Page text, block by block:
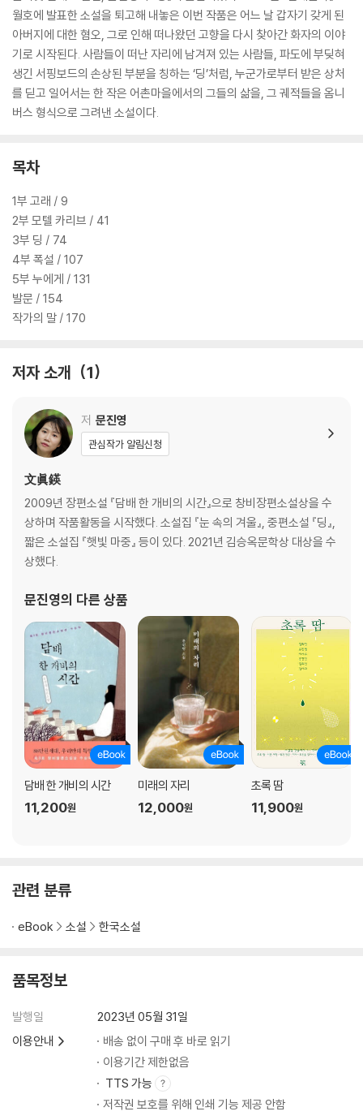
월호에 발표한 소설을 퇴고해 내놓은 이번 작품은 어느 날 갑자기 갖게 된
아버지에 대한 혐오, 그로 인해 떠나왔던 고향을 다시 찾아간 화자의 이야
기로 시작된다. 사람들이 떠난 자리에 남겨져 있는 사람들, 파도에 부딪혀
생긴 서핑보드의 손상된 부분을 칭하는 ‘딩’처럼, 누군가로부터 받은 상처
를 딛고 일어서는 한 작은 어촌마을에서의 그들의 삶을, 그 궤적들을 옴니
버스 형식으로 그려낸 소설이다.
목차
1부 고래 / 9
2부 모텔 카리브 / 41
3부 딩 / 74
4부 폭설 / 107
5부 누에게 / 131
발문 / 154
작가의 말 / 170
저자 소개 1
저 문진영
관심작가 알림신청
文眞鍈
2009년 장편소설 『담배 한 개비의 시간』으로 창비장편소설상을 수
상하며 작품활동을 시작했다. 소설집 『눈 속의 겨울』, 중편소설 『딩』,
짧은 소설집 『햇빛 마중』 등이 있다. 2021년 김승옥문학상 대상을 수
상했다.
문진영의 다른 상품
담배 한 개비의 시간
11,200원
미래의 자리
12,000원
초록 땀
11,900원
관련 분류
eBook 소설 한국소설
품목정보
발행일
2023년 05월 31일
이용안내
배송 없이 구매 후 바로 읽기
이용기간 제한없음
TTS 가능
저작권 보호를 위해 인쇄 기능 제공 안함